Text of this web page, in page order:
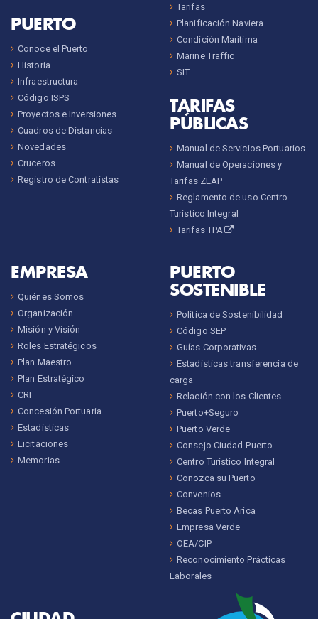
PUERTO
Conoce el Puerto
Historia
Infraestructura
Código ISPS
Proyectos e Inversiones
Cuadros de Distancias
Novedades
Cruceros
Registro de Contratistas
Tarifas
Planificación Naviera
Condición Marítima
Marine Traffic
SIT
TARIFAS
PÚBLICAS
Manual de Servicios Portuarios
Manual de Operaciones y
Tarifas ZEAP
Reglamento de uso Centro
Turístico Integral
Tarifas TPA
EMPRESA
Quiénes Somos
Organización
Misión y Visión
Roles Estratégicos
Plan Maestro
Plan Estratégico
CRI
Concesión Portuaria
Estadísticas
Licitaciones
Memorias
PUERTO
SOSTENIBLE
Política de Sostenibilidad
Código SEP
Guías Corporativas
Estadísticas transferencia de
carga
Relación con los Clientes
Puerto+Seguro
Puerto Verde
Consejo Ciudad-Puerto
Centro Turístico Integral
Conozca su Puerto
Convenios
Becas Puerto Arica
Empresa Verde
OEA/CIP
Reconocimiento Prácticas
Laborales